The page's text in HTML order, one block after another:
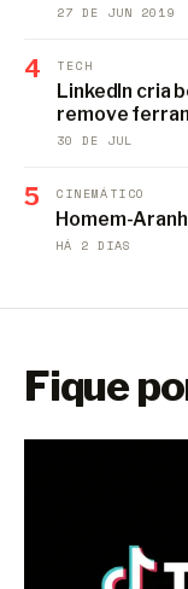
27 DE JUN 2019
4 TECH
LinkedIn cria
remove
30 DE JUL
5 CINEMÁTICO
Homem-
HÁ 2 DIAS
Fique